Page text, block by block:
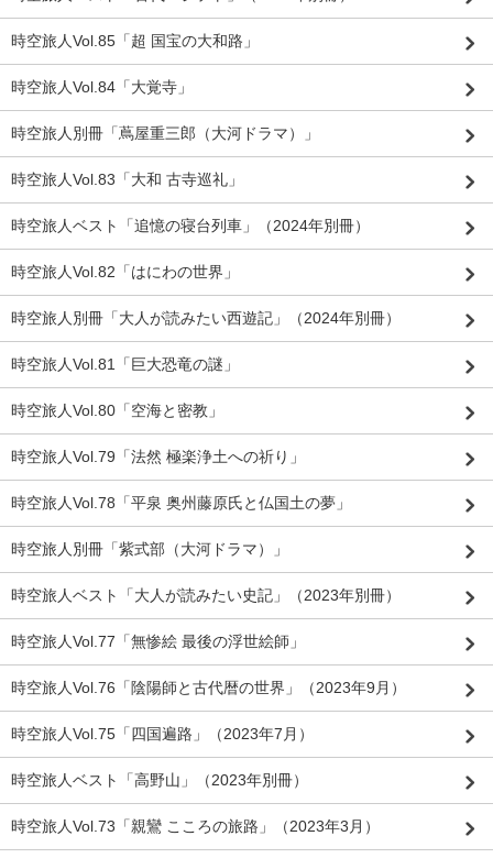
時空旅人Vol.85「超 国宝の大和路」
時空旅人Vol.84「大覚寺」
時空旅人別冊「蔦屋重三郎（大河ドラマ）」
時空旅人Vol.83「大和 古寺巡礼」
時空旅人ベスト「追憶の寝台列車」（2024年別冊）
時空旅人Vol.82「はにわの世界」
時空旅人別冊「大人が読みたい西遊記」（2024年別冊）
時空旅人Vol.81「巨大恐竜の謎」
時空旅人Vol.80「空海と密教」
時空旅人Vol.79「法然 極楽浄土への祈り」
時空旅人Vol.78「平泉 奥州藤原氏と仏国土の夢」
時空旅人別冊「紫式部（大河ドラマ）」
時空旅人ベスト「大人が読みたい史記」（2023年別冊）
時空旅人Vol.77「無惨絵 最後の浮世絵師」
時空旅人Vol.76「陰陽師と古代暦の世界」（2023年9月）
時空旅人Vol.75「四国遍路」（2023年7月）
時空旅人ベスト「高野山」（2023年別冊）
時空旅人Vol.73「親鸞 こころの旅路」（2023年3月）